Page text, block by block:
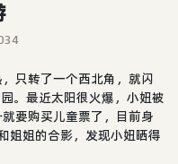
只转了一个西北角，就闪
。最近太阳很火爆，小妞被
要购买儿童票了，目前身
姐姐的合影，发现小妞晒得